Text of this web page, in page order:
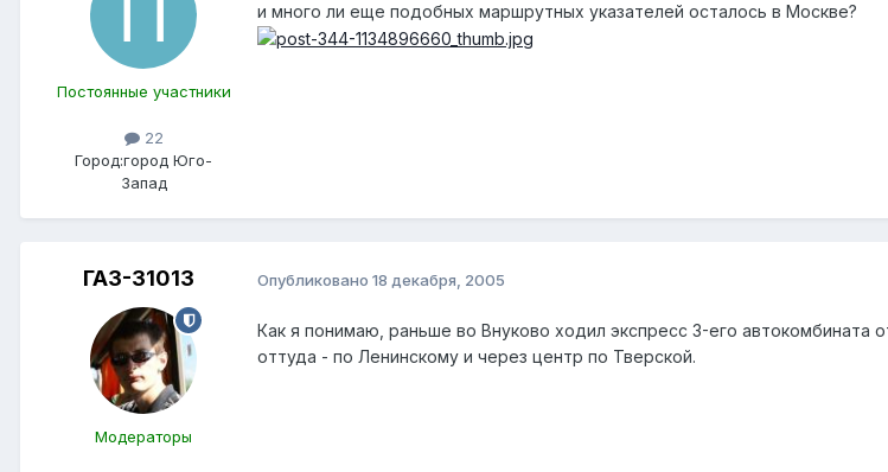
Постоянные участники
22
Город:город Юго-
Запад
и много ли еще подобных маршрутных указателей осталось в Москве?
ГАЗ-31013
Модераторы
Опубликовано 18 декабря, 2005
Как я понимаю, раньше во Внуково ходил экспресс 3-его автокомбината
оттуда - по Ленинскому и через центр по Тверской.